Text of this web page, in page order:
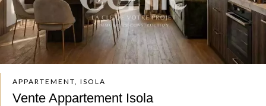
APPARTEMENT, ISOLA
Vente Appartement Isola